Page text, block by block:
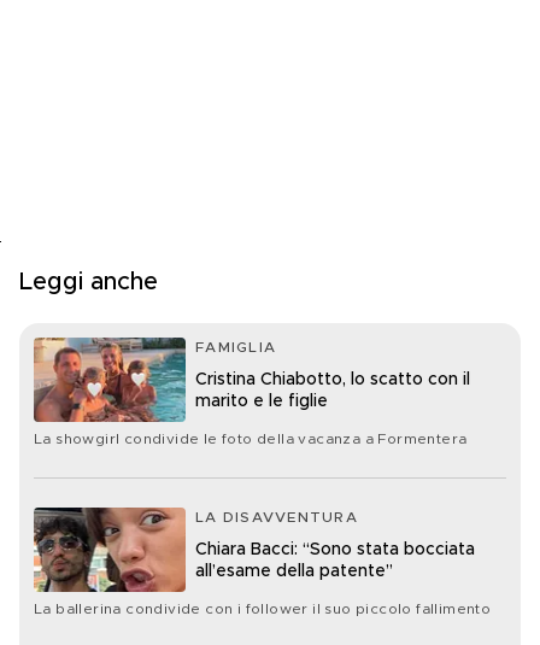
Leggi anche
FAMIGLIA
Cristina Chiabotto, lo scatto con il
marito e le figlie
La showgirl condivide le foto della vacanza a Formentera
LA DISAVVENTURA
Chiara Bacci: “Sono stata bocciata
all’esame della patente”
La ballerina condivide con i follower il suo piccolo fallimento